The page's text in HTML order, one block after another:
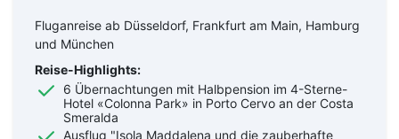
Fluganreise ab Düsseldorf, Frankfurt am Main, Hamburg
und München
Reise-Highlights:
6 Übernachtungen mit Halbpension im 4-Sterne-
Hotel «Colonna Park» in Porto Cervo an der Costa
Smeralda
Ausflug "Isola Maddalena und die zauberhafte